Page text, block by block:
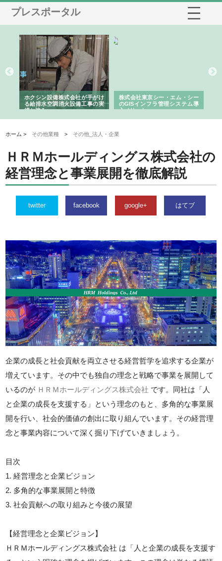
プレスポータル
ホクシン設備株式会社が手がけ
る給排水空調消火設備工事の実
績と強み
株式会社東京シー・エム・シー
のGISインフラ管理システム導
入メリット
ホーム > その他業種 > その他_法人・企業
ＨＲＭホールディングス株式会社の
経営理念と事業展開を徹底解説
twitter facebook google+ はてブ
企業の成長と社会貢献を両立させる経営哲学を追求する企業が
増えています。その中でも独自の理念と戦略で事業を展開して
いるのが ＨＲＭホールディングス株式会社 です。同社は「人
と企業の成長を支援する」という理念のもと、多角的な事業展
開を行い、社会的価値の創出に取り組んでいます。その経営理
念と事業内容について深く掘り下げていきましょう。
目次
1. 経営理念と企業ビジョン
2. 多角的な事業展開と特徴
3. 社会貢献への取り組みと今後の展望
【経営理念と企業ビジョン】
ＨＲＭホールディングス株式会社 は「人と企業の成長を支援す